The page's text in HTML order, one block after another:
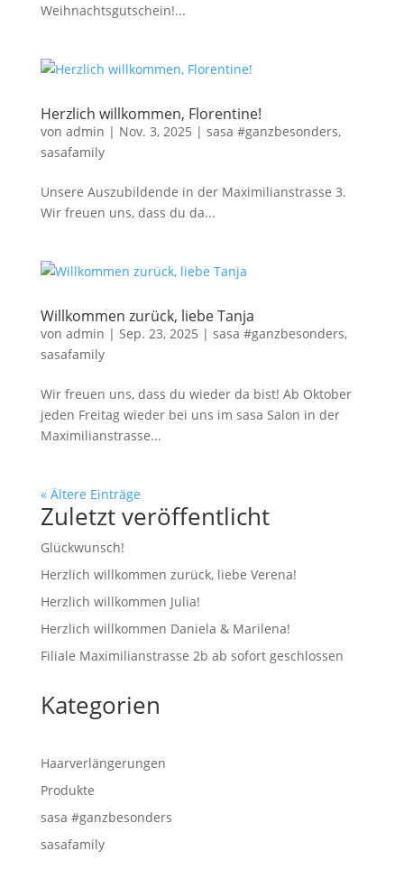
Weihnachtsgutschein!...
Herzlich willkommen, Florentine!
von admin | Nov. 3, 2025 | sasa #ganzbesonders,
sasafamily
Unsere Auszubildende in der Maximilianstrasse 3.
Wir freuen uns, dass du da...
Willkommen zurück, liebe Tanja
von admin | Sep. 23, 2025 | sasa #ganzbesonders,
sasafamily
Wir freuen uns, dass du wieder da bist! Ab Oktober
jeden Freitag wieder bei uns im sasa Salon in der
Maximilianstrasse...
« Ältere Einträge
Zuletzt veröffentlicht
Glückwunsch!
Herzlich willkommen zurück, liebe Verena!
Herzlich willkommen Julia!
Herzlich willkommen Daniela & Marilena!
Filiale Maximilianstrasse 2b ab sofort geschlossen
Kategorien
Haarverlängerungen
Produkte
sasa #ganzbesonders
sasafamily